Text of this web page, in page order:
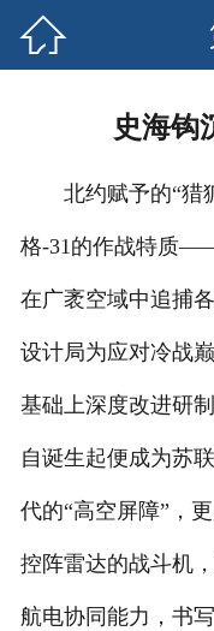

史海钩
北约赋予的“猎狐
格-31的作战特质
在广袤空域中追捕
设计局为应对冷战
基础上深度改进研
自诞生起便成为苏
代的“高空屏障”，
控阵雷达的战斗机
航电协同能力，书